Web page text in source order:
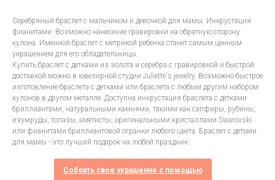
Серебряный браслет с мальчиком и девочкой для мамы. Инкрустация
фианитами. Возможно нанесение гравировки на обратную сторону
кулона. Именной браслет с метрикой ребенка станет самым ценным
украшением для его обладательницы.
Купить браслет с детками из золота и серебра с гравировкой и быстрой
доставкой можно в ювелирной студии Juliette's jewelry. Возможно быстрое
изготовление браслета с детками или браслета с любым другим набором
кулонов в другом металле. Доступна инкрустация браслета с детками
бриллиантами, натуральными камнями, такими как сапфиры, рубины,
изумруды, топазы, аметисты, оригинальными кристаллами Swarovski
или фианитами бриллиантовой огранки любого цвета. Браслет с детьми
для мамы - это лучший подарок на любой праздник.
Собрать свое украшение с помощью